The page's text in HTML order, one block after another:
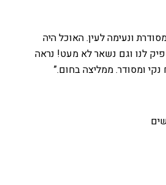
ונעימה לעין. האוכל היה
לנו וגם נשאר לא מעט! נראה
ומסודר. ממליצה בחום.”